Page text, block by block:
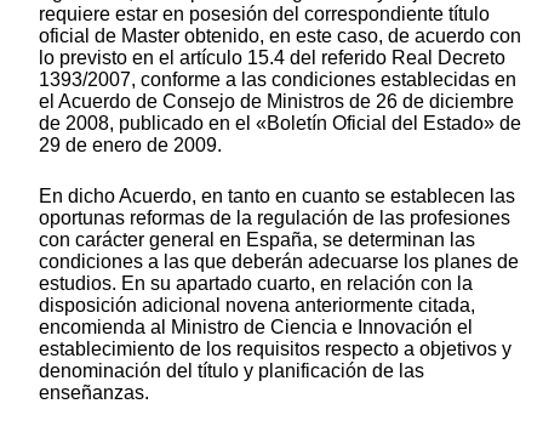
requiere estar en posesión del correspondiente título
oficial de Master obtenido, en este caso, de acuerdo con
lo previsto en el artículo 15.4 del referido Real Decreto
1393/2007, conforme a las condiciones establecidas en
el Acuerdo de Consejo de Ministros de 26 de diciembre
de 2008, publicado en el «Boletín Oficial del Estado» de
29 de enero de 2009.
En dicho Acuerdo, en tanto en cuanto se establecen las
oportunas reformas de la regulación de las profesiones
con carácter general en España, se determinan las
condiciones a las que deberán adecuarse los planes de
estudios. En su apartado cuarto, en relación con la
disposición adicional novena anteriormente citada,
encomienda al Ministro de Ciencia e Innovación el
establecimiento de los requisitos respecto a objetivos y
denominación del título y planificación de las
enseñanzas.